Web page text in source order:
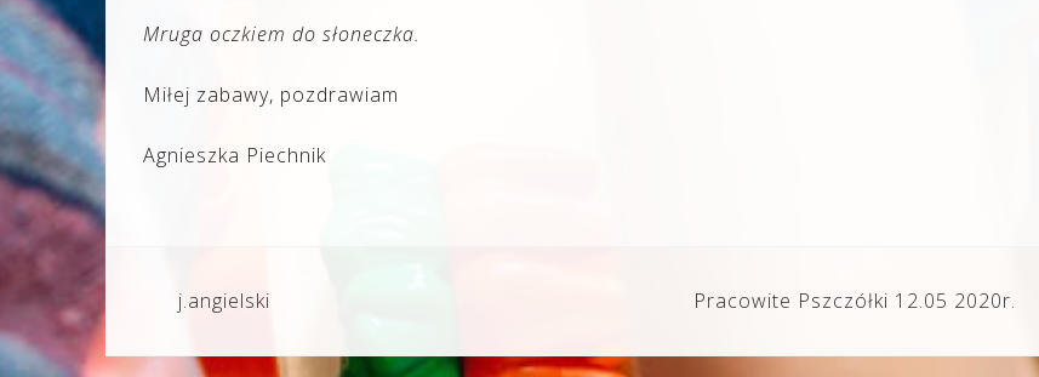
Mruga oczkiem do słoneczka.
Miłej zabawy, pozdrawiam
Agnieszka Piechnik
Nawigacja
j.angielski Pracowite Pszczółki 12.05 2020r.